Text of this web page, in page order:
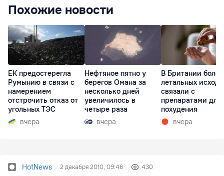
Похожие новости
ЕК предостерегла
Румынию в связи с
намерением
отстрочить отказ от
угольных ТЭС
вчера
Нефтяное пятно у
берегов Омана за
несколько дней
увеличилось в
четыре раза
вчера
В Британии
летальных
связали с
препаратами для
похудения
вчера
HotNews 2 декабря 2010, 09:46 430